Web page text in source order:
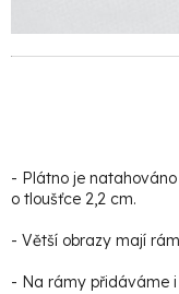
- Plátno je
o tloušťce 2,2 cm.
- Větší obrazy mají
- Na rámy přidáváme i